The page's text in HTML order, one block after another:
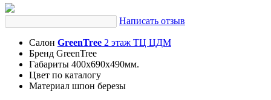
Написать отзыв
Салон GreenTree 2 этаж ТЦ ЦДМ
Бренд GreenTree
Габариты 400х690х490мм.
Цвет по каталогу
Материал шпон березы